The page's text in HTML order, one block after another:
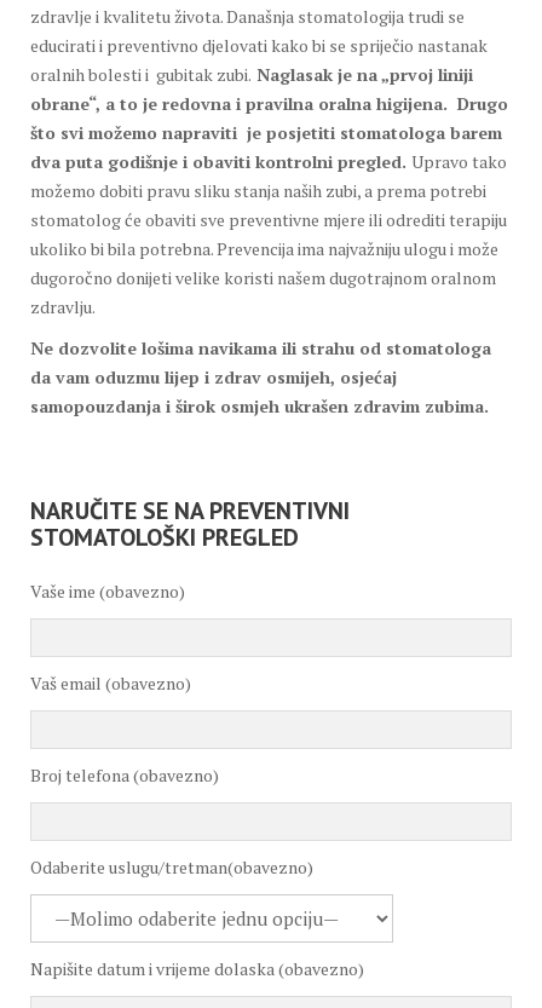
zdravlje i kvalitetu života. Današnja stomatologija trudi se
educirati i preventivno djelovati kako bi se spriječio nastanak
oralnih bolesti i gubitak zubi. Naglasak je na „prvoj liniji
obrane“, a to je redovna i pravilna oralna higijena. Drugo
što svi možemo napraviti je posjetiti stomatologa barem
dva puta godišnje i obaviti kontrolni pregled. Upravo tako
možemo dobiti pravu sliku stanja naših zubi, a prema potrebi
stomatolog će obaviti sve preventivne mjere ili odrediti terapiju
ukoliko bi bila potrebna. Prevencija ima najvažniju ulogu i može
dugoročno donijeti velike koristi našem dugotrajnom oralnom
zdravlju.
Ne dozvolite lošima navikama ili strahu od stomatologa
da vam oduzmu lijep i zdrav osmijeh, osjećaj
samopouzdanja i širok osmjeh ukrašen zdravim zubima.
NARUČITE SE NA PREVENTIVNI
STOMATOLOŠKI PREGLED
Vaše ime (obavezno)
Vaš email (obavezno)
Broj telefona (obavezno)
Odaberite uslugu/tretman(obavezno)
Napišite datum i vrijeme dolaska (obavezno)